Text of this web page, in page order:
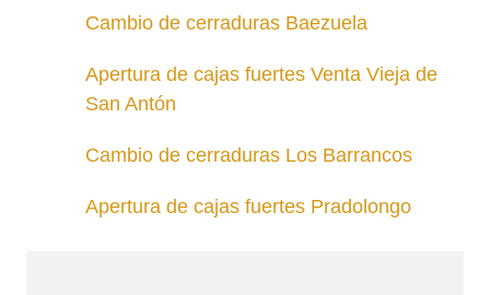
Cambio de cerraduras Baezuela
Apertura de cajas fuertes Venta Vieja de
San Antón
Cambio de cerraduras Los Barrancos
Apertura de cajas fuertes Pradolongo